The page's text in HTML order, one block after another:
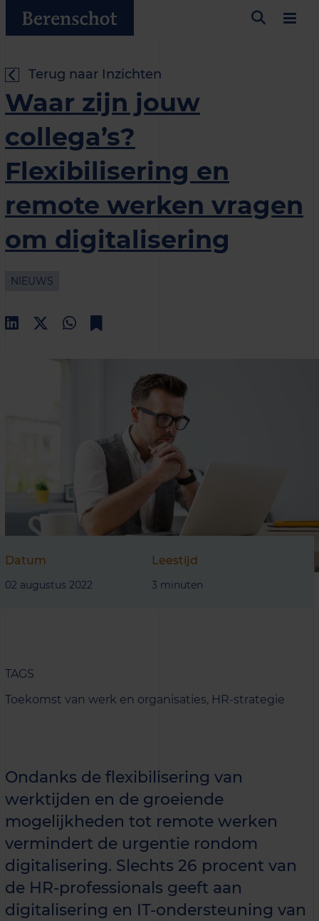
Terug naar Inzichten
Waar zijn jouw
collega’s?
Flexibilisering en
remote werken vragen
om digitalisering
NIEUWS
Datum
02 augustus 2022
Leestijd
3 minuten
TAGS
Toekomst van werk en organisaties, HR-strategie
Ondanks de flexibilisering van
werktijden en de groeiende
mogelijkheden tot remote werken
vermindert de urgentie rondom
digitalisering. Slechts 26 procent van
de HR-professionals geeft aan
digitalisering en IT-ondersteuning van